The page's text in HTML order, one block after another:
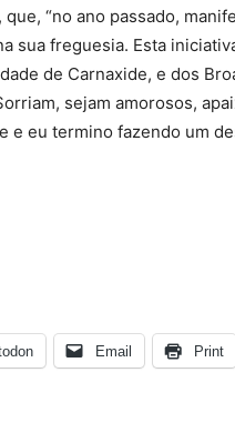
“no ano passado,
sua freguesia. Esta
de Carnaxide, e dos
sejam amorosos,
e eu termino fazendo um
Email Print